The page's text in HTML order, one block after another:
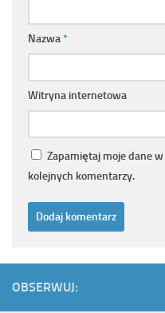
Nazwa*
Witryna internetowa
Zapamiętaj moje dane
kolejnych komentarzy.
OBSERWUJ: